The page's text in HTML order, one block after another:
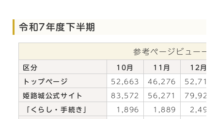
令和7年度下半期
参考ページビュー一
区分 10月 11月 12月
トップページ 52,663 46,276 52,717
姫路城公式サイト 83,572 56,271 79,921
「くらし・手続き」 1,896 1,889 2,490